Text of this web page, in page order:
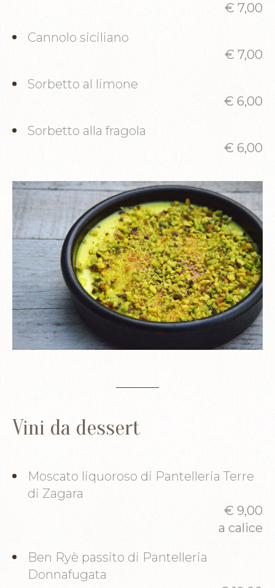
€ 7,00
Cannolo siciliano
€ 7,00
Sorbetto al limone
€ 6,00
Sorbetto alla fragola
€ 6,00
Vini da dessert
Moscato liquoroso di Pantelleria Terre
di Zagara
€ 9,00
a calice
Ben Ryè passito di Pantelleria
Donnafugata